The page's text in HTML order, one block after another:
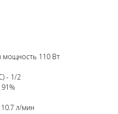
мощность 110 Вт
- 1/2
л/мин